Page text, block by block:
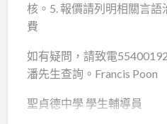
核。5. 報價請列明相關言
費
如有疑問，請致電
潘先生查詢。Francis Poon
聖貞德中學 學生輔導員